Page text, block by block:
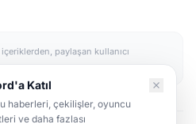
paylaşan kullanıcı
Katıl
haberleri, çekilişler, oyuncu
ve daha fazlası